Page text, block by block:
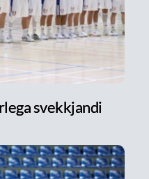
svekkjandi